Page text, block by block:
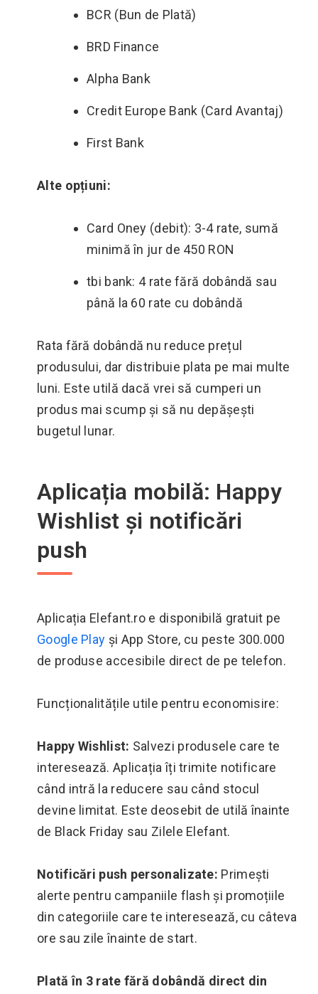
BCR (Bun de Plată)
BRD Finance
Alpha Bank
Credit Europe Bank (Card Avantaj)
First Bank
Alte opțiuni:
Card Oney (debit): 3-4 rate, sumă
minimă în jur de 450 RON
tbi bank: 4 rate fără dobândă sau
până la 60 rate cu dobândă
Rata fără dobândă nu reduce prețul
produsului, dar distribuie plata pe mai multe
luni. Este utilă dacă vrei să cumperi un
produs mai scump și să nu depășești
bugetul lunar.
Aplicația mobilă: Happy
Wishlist și notificări
push
Aplicația Elefant.ro e disponibilă gratuit pe
Google Play și App Store, cu peste 300.000
de produse accesibile direct de pe telefon.
Funcționalitățile utile pentru economisire:
Happy Wishlist: Salvezi produsele care te
interesează. Aplicația îți trimite notificare
când intră la reducere sau când stocul
devine limitat. Este deosebit de utilă înainte
de Black Friday sau Zilele Elefant.
Notificări push personalizate: Primești
alerte pentru campaniile flash și promoțiile
din categoriile care te interesează, cu câteva
ore sau zile înainte de start.
Plată în 3 rate fără dobândă direct din